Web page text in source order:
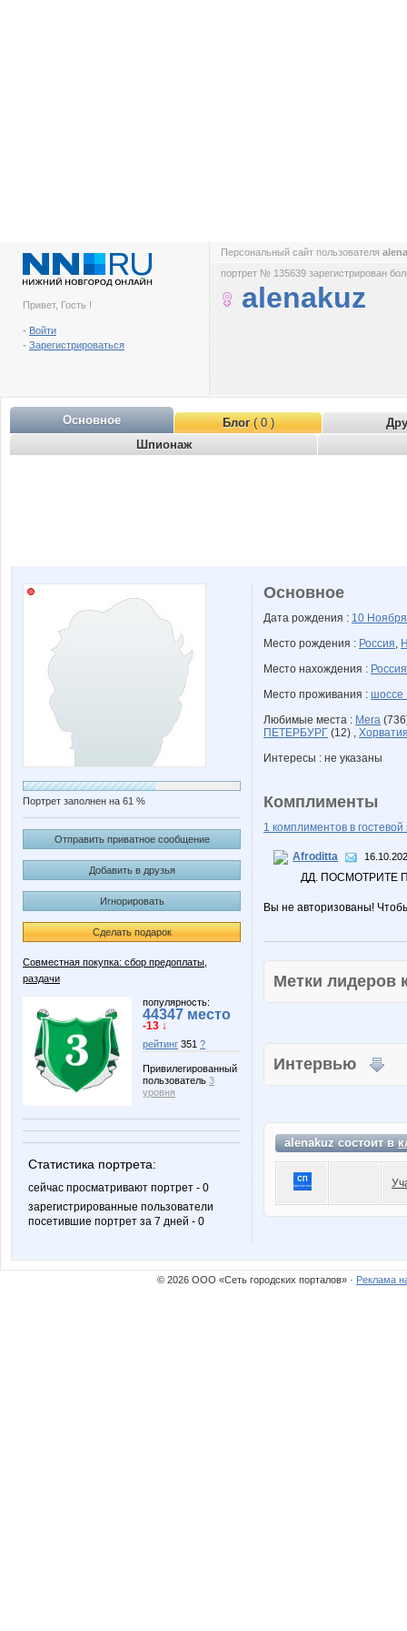
Привет, Гость !
- Войти
- Зарегистрироваться
Персональный сайт пользователя
портрет № 135639 зарегистрирован
alenakuz
Основное Блог( 0 )
Шпионаж
Портрет заполнен на 61 %
Отправить приватное сообщение
Добавить в друзья
Игнорировать
Сделать подарок
Совместная покупка: сбор предоплаты,
раздачи
популярность:
44347 место
-13 ↓
рейтинг 351 ?
Привилегированный
пользователь 3
уровня
Статистика портрета:
сейчас просматривают портрет - 0
зарегистрированные пользователи
посетившие портрет за 7 дней - 0
Основное
Дата рождения : 10
Место рождения : Россия,
Место нахождения : Россия
Место проживания : шоссе
Любимые места : Мега
ПЕТЕРБУРГ (12) ,
Интересы : не указаны
Комплименты
1 комплиментов в гостевой
Afroditta
ДД. ПОСМОТРИТЕ
Вы не авторизованы!
Метки
Интервью
alenakuz состоит в
© 2026 ООО «Сеть городских порталов» · Реклама